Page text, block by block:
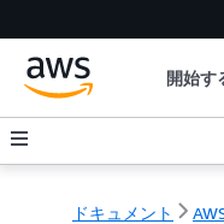
開始す
ドキュメント